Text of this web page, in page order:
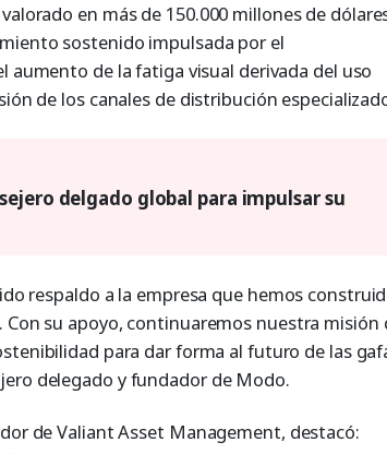
en más de 150.000 millones de
sostenido impulsada por el
aumento de la fatiga visual derivada del uso
de los canales de distribución
delgado global para impulsar su
respaldo a la empresa que hemos
su apoyo, continuaremos nuestra misión
para dar forma al futuro de las
delegado y fundador de Modo.
de Valiant Asset Management, destacó: